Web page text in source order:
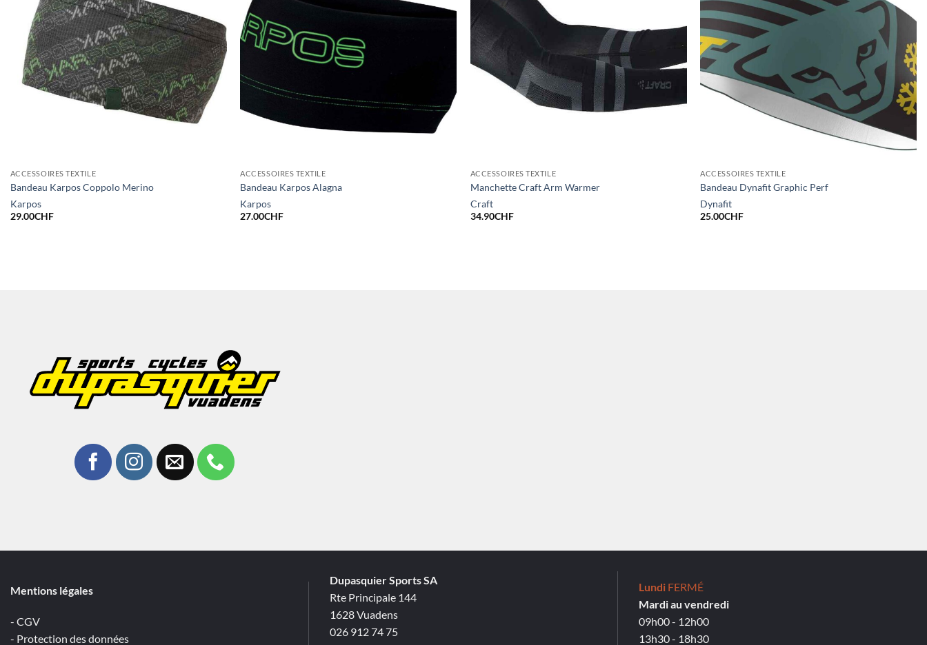
ACCESSOIRES TEXTILE
Bandeau Karpos Coppolo Merino
Karpos
29.00CHF
ACCESSOIRES TEXTILE
Bandeau Karpos Alagna
Karpos
27.00CHF
ACCESSOIRES TEXTILE
Manchette Craft Arm Warmer
Craft
34.90CHF
ACCESSOIRES TEXTILE
Bandeau Dynafit Graphic Perf
Dynafit
25.00CHF
Mentions légales
- CGV
- Protection des données
Dupasquier Sports SA
Rte Principale 144
1628 Vuadens
026 912 74 75
Lundi FERMÉ
Mardi au vendredi
09h00 - 12h00
13h30 - 18h30